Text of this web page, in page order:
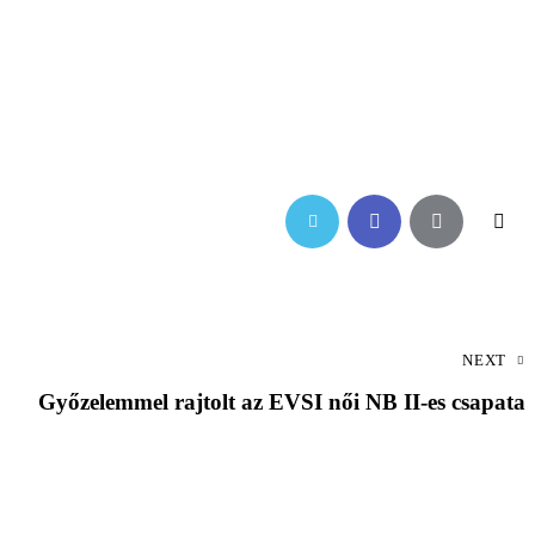
NEXT
Győzelemmel rajtolt az EVSI női NB II-es csapata